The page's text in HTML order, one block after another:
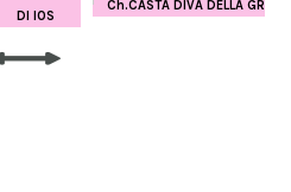
DI IOS
Ch.CASTA DIVA DELLA